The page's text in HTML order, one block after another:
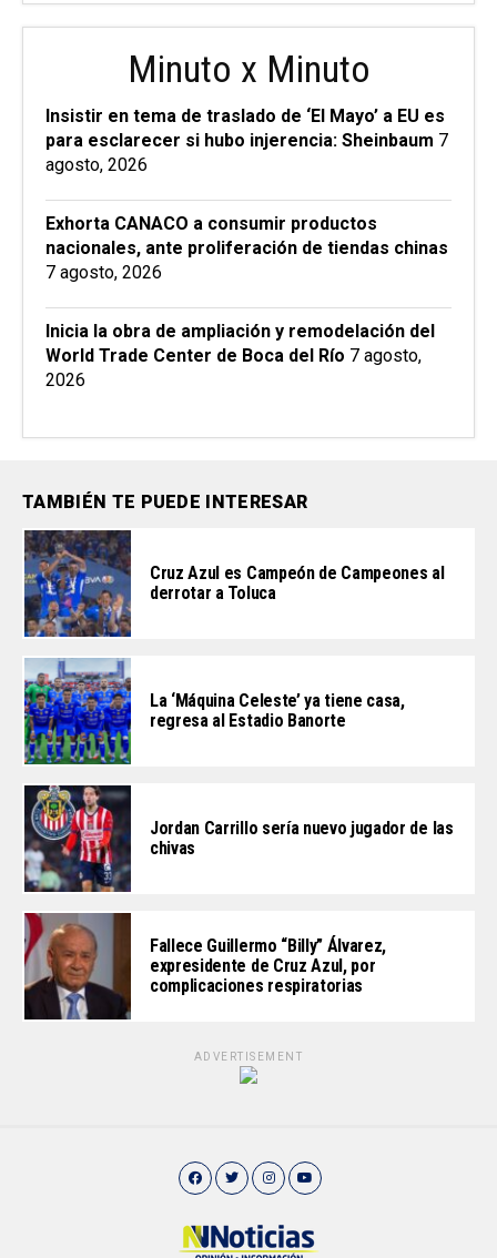
Minuto x Minuto
Insistir en tema de traslado de ‘El Mayo’ a EU es
para esclarecer si hubo injerencia: Sheinbaum 7
agosto, 2026
Exhorta CANACO a consumir productos
nacionales, ante proliferación de tiendas chinas
7 agosto, 2026
Inicia la obra de ampliación y remodelación del
World Trade Center de Boca del Río 7 agosto,
2026
TAMBIÉN TE PUEDE INTERESAR
Cruz Azul es Campeón de Campeones al
derrotar a Toluca
La ‘Máquina Celeste’ ya tiene casa,
regresa al Estadio Banorte
Jordan Carrillo sería nuevo jugador de las
chivas
Fallece Guillermo “Billy” Álvarez,
expresidente de Cruz Azul, por
complicaciones respiratorias
ADVERTISEMENT